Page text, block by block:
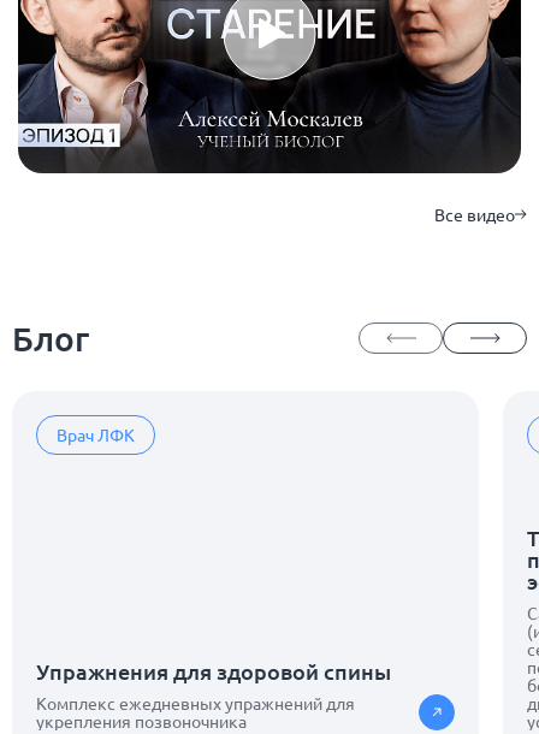
Все видео
Блог
Врач ЛФК
Упражнения для здоровой спины
Комплекс ежедневных упражнений для
укрепления позвоночника